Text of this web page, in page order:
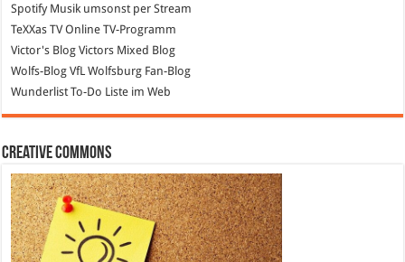
SpotifyMusik umsonst per Stream
TeXXas TVOnline TV-Programm
Victor's Blog Victors Mixed Blog
Wolfs-Blog VfL Wolfsburg Fan-Blog
Wunderlist To-Do Liste im Web
Creative Commons